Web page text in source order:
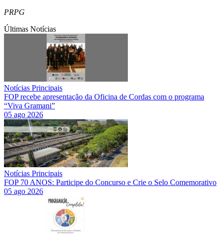
PRPG
Últimas Notícias
Notícias Principais
FOP recebe apresentação da Oficina de Cordas com o programa
“Viva Gramani”
05 ago 2026
Notícias Principais
FOP 70 ANOS: Participe do Concurso e Crie o Selo Comemorativo
05 ago 2026